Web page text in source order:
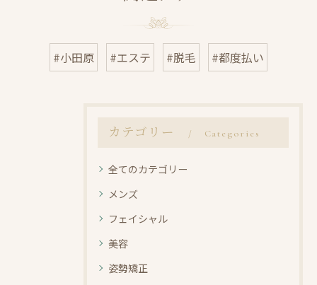
#小田原 #エステ #脱毛 #都度払い
カテゴリー Categories
全てのカテゴリー
メンズ
フェイシャル
美容
姿勢矯正